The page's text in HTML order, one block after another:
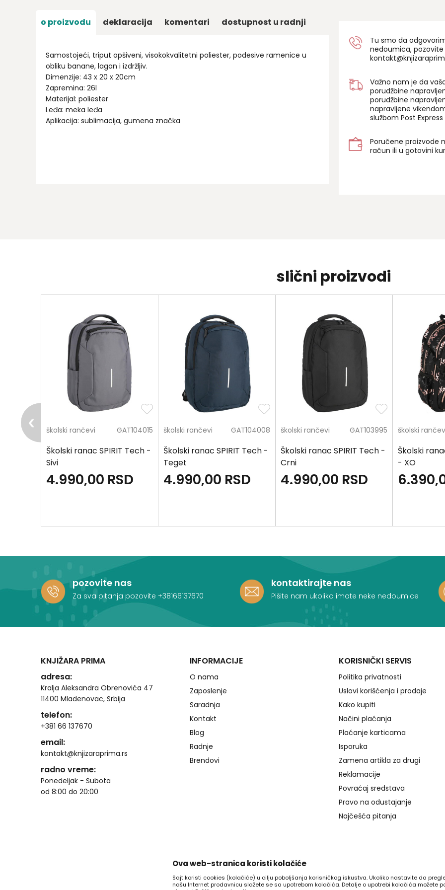
o proizvodu deklaracija komentari dostupnost u radnji
Samostojeći, triput opšiveni, visokokvalitetni poliester, podesive ramenice u
obliku banane, lagan i izdržljiv.
Dimenzije: 43 x 20 x 20cm
Zapremina: 26l
Materijal: poliester
Leđa: meka leđa
Aplikacija: sublimacija, gumena značka
Tu smo da
nedoumica, pozovite
Važno nam je da
porudžbine
porudžbine
napravljene
službom Post
Poručene proizvode
račun ili u gotovini
slični proizvodi
GAT001512 školski rančevi GAT104015
Školski ranac SPIRIT Tech -
Sivi
4.990,00 RSD
školski rančevi GAT104008
Školski ranac SPIRIT Tech -
Teget
4.990,00 RSD
školski rančevi GAT103995
Školski ranac SPIRIT Tech -
Crni
4.990,00 RSD
školski
Školski
- XO
pozovite nas
Za sva pitanja pozovite +38166137670
kontaktirajte nas
Pišite nam ukoliko imate neke nedoumice
KNJIŽARA PRIMA
adresa:
Kralja Aleksandra Obrenovića 47
11400 Mladenovac, Srbija
telefon:
+381 66 137670
email:
kontakt@knjizaraprima.rs
radno vreme:
Ponedeljak - Subota
od 8:00 do 20:00
INFORMACIJE
O nama
Zaposlenje
Saradnja
Kontakt
Blog
Radnje
Brendovi
KORISNIČKI SERVIS
Politika privatnosti
Uslovi korišćenja i prodaje
Kako kupiti
Načini plaćanja
Plaćanje karticama
Isporuka
Zamena artikla za drugi
Reklamacije
Povraćaj sredstava
Pravo na odustajanje
Najčešća pitanja
Ova web-stranica koristi kolačiće
Sajt koristi cookies (kolačiće) u cilju poboljšanja korisničkog iskustva. Ukoliko nastavite da
našu Internet prodavnicu slažete se sa upotrebom kolačića. Detalje o upotrebi kolačića možete